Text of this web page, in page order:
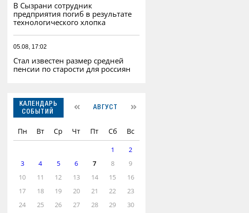
В Сызрани сотрудник
предприятия погиб в результате
технологического хлопка
05.08, 17:02
Стал известен размер средней
пенсии по старости для россиян
КАЛЕНДАРЬ
СОБЫТИЙ
АВГУСТ
Пн Вт Ср Чт Пт Сб Вс
1
2
3
4 5 6 7 8
9
10
11 12 13 14 15
16
17
18 19 20 21 22
23
24
25 26 27 28 29 30